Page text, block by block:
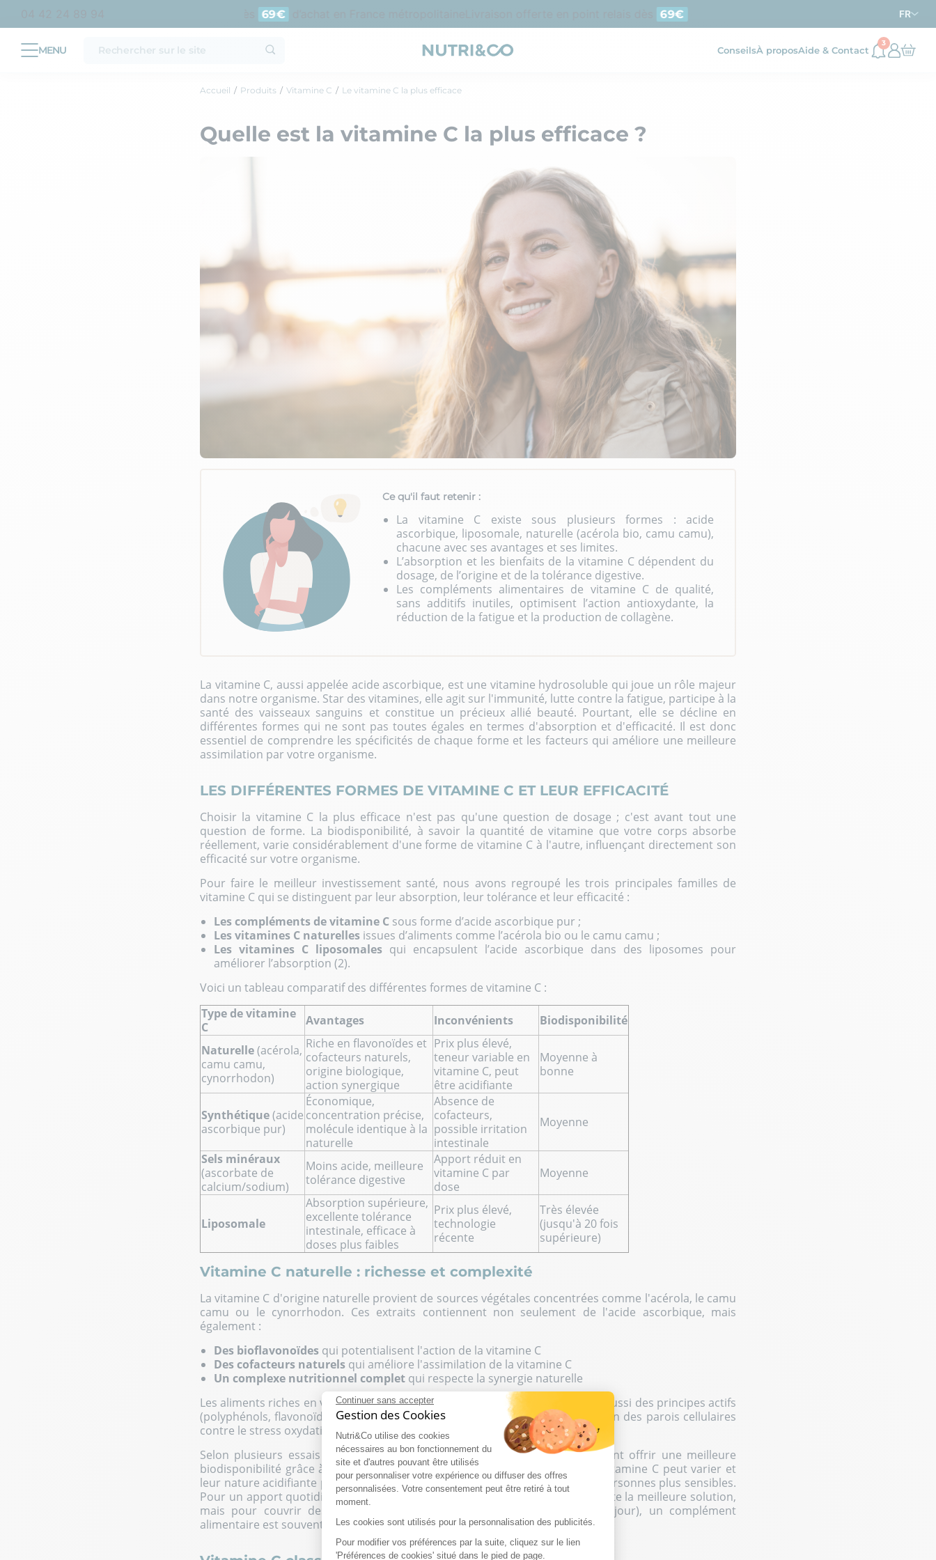
Continuer sans accepter
Gestion des Cookies
Nutri&Co utilise des cookies
nécessaires au bon fonctionnement du
site et d'autres pouvant être utilisés
pour personnaliser votre expérience ou diffuser des offres
personnalisées. Votre consentement peut être retiré à tout
moment.
Les cookies sont utilisés pour la personnalisation des publicités.
Pour modifier vos préférences par la suite, cliquez sur le lien
'Préférences de cookies' situé dans le pied de page.
69€ d’achat en France métropolitaine 69€ d’achat en France métropolitaine FR
ConseilsÀ proposAide & Contact
3
Accueil Produits Vitamine C Le vitamine C la plus efficace
Quelle est la vitamine C la plus efficace ?
Ce qu'il faut retenir :
La vitamine C existe sous plusieurs formes : acide
ascorbique, liposomale, naturelle (acérola bio, camu camu),
chacune avec ses avantages et ses limites.
L’absorption et les bienfaits de la vitamine C dépendent du
dosage, de l’origine et de la tolérance digestive.
Les compléments alimentaires de vitamine C de qualité,
sans additifs inutiles, optimisent l’action antioxydante, la
réduction de la fatigue et la production de collagène.
La vitamine C, aussi appelée acide ascorbique, est une vitamine hydrosoluble qui joue un rôle majeur
dans notre organisme. Star des vitamines, elle agit sur l'immunité, lutte contre la fatigue, participe à la
santé des vaisseaux sanguins et constitue un précieux allié beauté. Pourtant, elle se décline en
différentes formes qui ne sont pas toutes égales en termes d'absorption et d'efficacité. Il est donc
essentiel de comprendre les spécificités de chaque forme et les facteurs qui améliore une meilleure
assimilation par votre organisme.
LES DIFFÉRENTES FORMES DE VITAMINE C ET LEUR EFFICACITÉ
Choisir la vitamine C la plus efficace n'est pas qu'une question de dosage ; c'est avant tout une
question de forme. La biodisponibilité, à savoir la quantité de vitamine que votre corps absorbe
réellement, varie considérablement d'une forme de vitamine C à l'autre, influençant directement son
efficacité sur votre organisme.
Pour faire le meilleur investissement santé, nous avons regroupé les trois principales familles de
vitamine C qui se distinguent par leur absorption, leur tolérance et leur efficacité :
Les compléments de vitamine C sous forme d’acide ascorbique pur ;
Les vitamines C naturelles issues d’aliments comme l’acérola bio ou le camu camu ;
Les vitamines C liposomales qui encapsulent l’acide ascorbique dans des liposomes pour
améliorer l’absorption (2).
Voici un tableau comparatif des différentes formes de vitamine C :
Type de vitamine
C
Avantages Inconvénients
Biodisponibilité
Naturelle(acérola,
camu camu,
cynorrhodon)
Riche en flavonoïdes et
cofacteurs naturels,
origine biologique,
action synergique
Prix plus élevé,
teneur variable en
vitamine C, peut
être acidifiante
Moyenne à
bonne
Synthétique(acide
ascorbique pur)
Économique,
concentration précise,
molécule identique à la
naturelle
Absence de
cofacteurs,
possible irritation
intestinale
Moyenne
Sels minéraux
(ascorbate de
calcium/sodium)
Moins acide, meilleure
tolérance digestive
Apport réduit en
vitamine C par
dose
Moyenne
Liposomale
Absorption supérieure,
excellente tolérance
intestinale, efficace à
doses plus faibles
Prix plus élevé,
technologie
récente
Très élevée
(jusqu'à 20 fois
supérieure)
Vitamine C naturelle : richesse et complexité
La vitamine C d'origine naturelle provient de sources végétales concentrées comme l'acérola, le camu
camu ou le cynorrhodon. Ces extraits contiennent non seulement de l'acide ascorbique, mais
également :
Des bioflavonoïdes qui potentialisent l'action de la vitamine C
Des cofacteurs naturels qui améliore l'assimilation de la vitamine C
Un complexe nutritionnel complet qui respecte la synergie naturelle
Les aliments riches en vitamine C (poivrons, tomates cerises, etc.) apportent aussi des principes actifs
(polyphénols, flavonoïdes) qui renforcent l’action antioxydante et la protection des parois cellulaires
contre le stress oxydatif (3).
Selon plusieurs essais cliniques, les formes naturelles de vitamine C peuvent offrir une meilleure
biodisponibilité grâce à leur matrice complète. Néanmoins, leur teneur en vitamine C peut varier et
leur nature acidifiante peut parfois réduire la tolérance intestinale chez les personnes plus sensibles.
Pour un apport quotidien de base en vitamine C, l’alimentation équilibrée reste la meilleure solution,
mais pour couvrir des besoins plus importants (1 g de vitamine C par jour), un complément
alimentaire est souvent nécessaire.